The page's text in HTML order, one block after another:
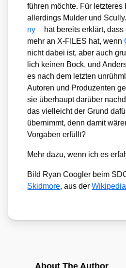
füh­ren möch­te. Für letz­te­res
aller­dings Muld­er und Scul­ly.
ny
hat bereits erklärt,
mehr an X‑FILES hat, wenn
nicht dabei ist, aber auch
lich kei­nen Bock, und
es nach dem letz­ten
Autoren und Pro­du­zen­ten
sie über­haupt dar­über
das viel­leicht der Grund
über­nimmt, denn damit
Vor­ga­ben erfüllt?
Mehr dazu, wenn ich es
Bild Ryan Coog­ler beim
Skid­mo­re, aus derWiki­pe­dia